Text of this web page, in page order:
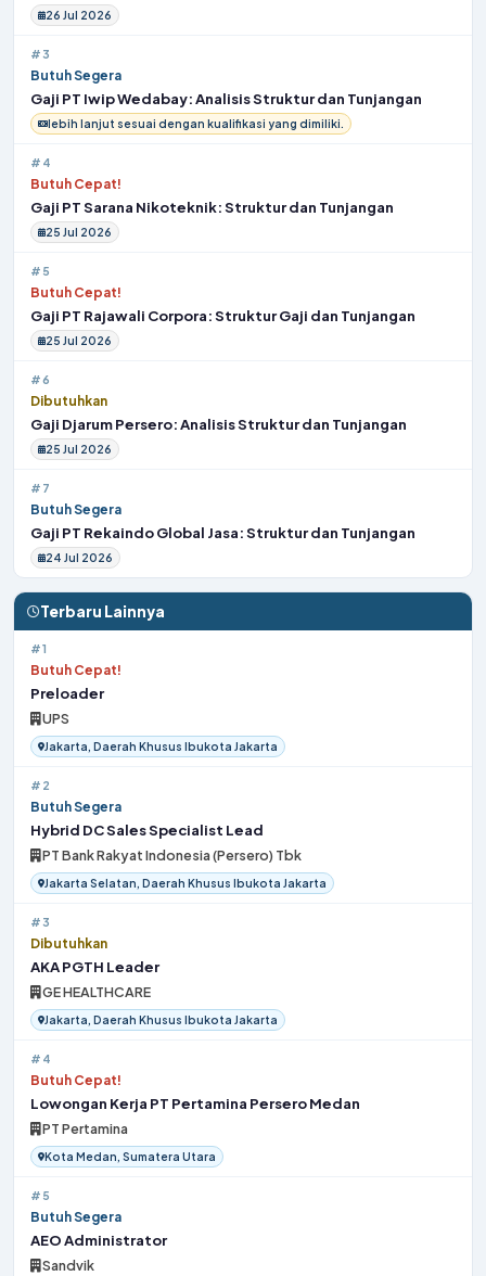
26 Jul 2026
#3
Butuh Segera
Gaji PT Iwip Wedabay: Analisis Struktur dan Tunjangan
lebih lanjut sesuai dengan kualifikasi yang dimiliki.
#4
Butuh Cepat!
Gaji PT Sarana Nikoteknik: Struktur dan Tunjangan
25 Jul 2026
#5
Butuh Cepat!
Gaji PT Rajawali Corpora: Struktur Gaji dan Tunjangan
25 Jul 2026
#6
Dibutuhkan
Gaji Djarum Persero: Analisis Struktur dan Tunjangan
25 Jul 2026
#7
Butuh Segera
Gaji PT Rekaindo Global Jasa: Struktur dan Tunjangan
24 Jul 2026
Terbaru Lainnya
#1
Butuh Cepat!
Preloader
UPS
Jakarta, Daerah Khusus Ibukota Jakarta
#2
Butuh Segera
Hybrid DC Sales Specialist Lead
PT Bank Rakyat Indonesia (Persero) Tbk
Jakarta Selatan, Daerah Khusus Ibukota Jakarta
#3
Dibutuhkan
AKA PGTH Leader
GE HEALTHCARE
Jakarta, Daerah Khusus Ibukota Jakarta
#4
Butuh Cepat!
Lowongan Kerja PT Pertamina Persero Medan
PT Pertamina
Kota Medan, Sumatera Utara
#5
Butuh Segera
AEO Administrator
Sandvik